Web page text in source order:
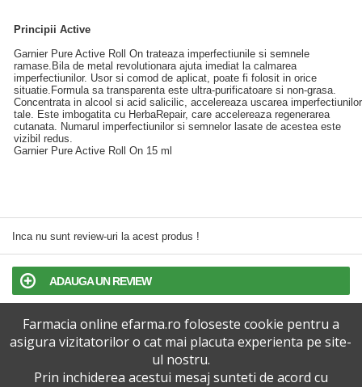
Principii Active
Garnier Pure Active Roll On trateaza imperfectiunile si semnele
ramase.Bila de metal revolutionara ajuta imediat la calmarea
imperfectiunilor. Usor si comod de aplicat, poate fi folosit in orice
situatie.Formula sa transparenta este ultra-purificatoare si non-grasa.
Concentrata in alcool si acid salicilic, accelereaza uscarea imperfectiunilor
tale. Este imbogatita cu HerbaRepair, care accelereaza regenerarea
cutanata. Numarul imperfectiunilor si semnelor lasate de acestea este
vizibil redus.
Garnier Pure Active Roll On 15 ml
Inca nu sunt review-uri la acest produs !
ADAUGA UN REVIEW
TERMENI SI CONDITII
POLITICA DE CONFIDENTIALITATE
Farmacia online efarma.ro foloseste cookie pentru a
asigura vizitatorilor o cat mai placuta experienta pe site-
ul nostru.
Prin inchiderea acestui mesaj sunteti de acord cu